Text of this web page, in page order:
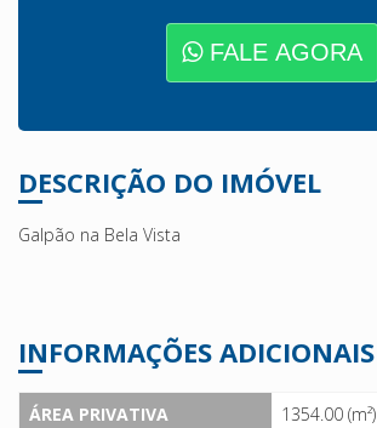
FALE AGORA
DESCRIÇÃO DO IMÓVEL
Galpão na Bela Vista
INFORMAÇÕES ADICIONAIS
ÁREA PRIVATIVA
1354.00 (m²)